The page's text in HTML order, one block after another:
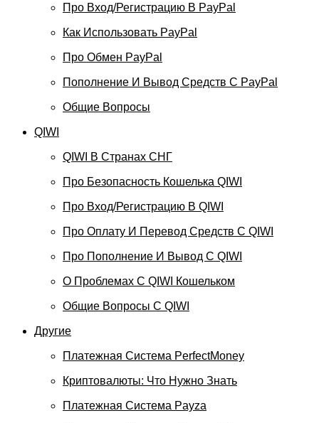
Про Вход/регистрацию В PayPal
Как Использовать PayPal
Про Обмен PayPal
Пополнение И Вывод Средств С PayPal
Общие Вопросы
QIWI
QIWI В Странах СНГ
Про Безопасность Кошелька QIWI
Про Вход/регистрацию В QIWI
Про Оплату И Перевод Средств C QIWI
Про Пополнение И Вывод С QIWI
О Проблемах С QIWI Кошельком
Общие Вопросы С QIWI
Другие
Платежная Система PerfectMoney
Криптовалюты: Что Нужно Знать
Платежная Система Payza